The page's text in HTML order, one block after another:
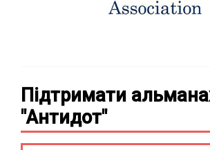
Підтримати
"Антидот"